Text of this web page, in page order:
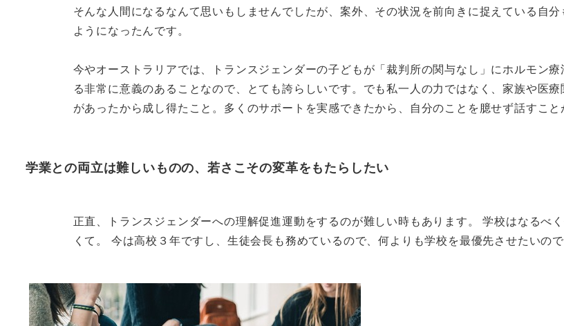
そんな人間になるなんて思いもしませんでしたが、案外、その状況を前向きに捉えている自
ようになったんです。
今やオーストラリアでは、トランスジェンダーの子どもが「裁判所の関与なし」にホルモン
る非常に意義のあることなので、とても誇らしいです。でも私一人の力ではなく、家族や医
があったから成し得たこと。多くのサポートを実感できたから、自分のことを臆せず話すこと
学業との両立は難しいものの、若さこその変革をもたらしたい
正直、トランスジェンダーへの理解促進運動をするのが難しい時もあります。 学校はなるべ
くて。 今は高校３年ですし、生徒会長も務めているので、何よりも学校を最優先させたいので